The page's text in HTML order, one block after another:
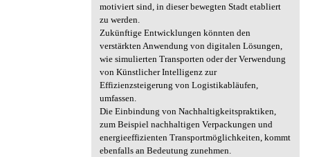
motiviert sind, in dieser bewegten Stadt etabliert
zu werden.
Zukünftige Entwicklungen könnten den
verstärkten Anwendung von digitalen Lösungen,
wie simulierten Transporten oder der Verwendung
von Künstlicher Intelligenz zur
Effizienzsteigerung von Logistikabläufen,
umfassen.
Die Einbindung von Nachhaltigkeitspraktiken,
zum Beispiel nachhaltigen Verpackungen und
energieeffizienten Transportmöglichkeiten, kommt
ebenfalls an Bedeutung zunehmen.